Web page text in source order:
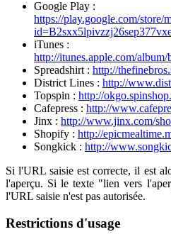
Google Play :
https://play.google.com/
iTunes :
http://itunes.apple.com/
Spreadshirt : http://
District Lines : http://
Topspin : http://
Cafepress : http://
Jinx : http://www.jinx.com/
Shopify : http://
Songkick : http://
Si l'URL saisie est correcte, il est
l'aperçu. Si le texte "lien vers
l'URL saisie n'est pas autorisée.
Restrictions d'usage